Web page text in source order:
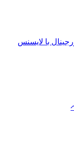
با لایسنس